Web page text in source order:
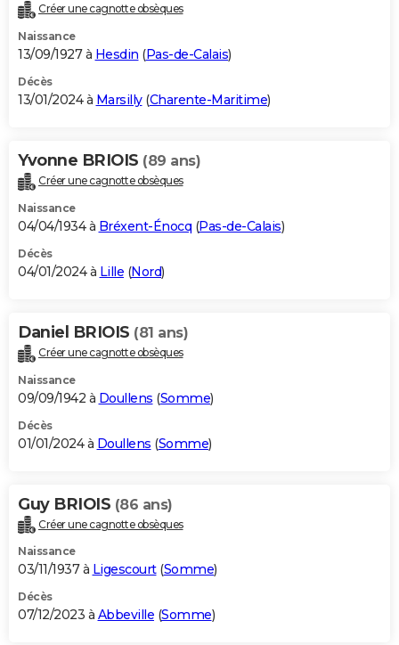
Créer une cagnotte obsèques
Naissance
13/09/1927 à Hesdin (Pas-de-Calais)
Décès
13/01/2024 à Marsilly(Charente-Maritime)
Yvonne BRIOIS (89 ans)
Créer une cagnotte obsèques
Naissance
04/04/1934 à Bréxent-Énocq (Pas-de-Calais)
Décès
04/01/2024 à Lille (Nord)
Daniel BRIOIS (81 ans)
Créer une cagnotte obsèques
Naissance
09/09/1942 à Doullens (Somme)
Décès
01/01/2024 à Doullens (Somme)
Guy BRIOIS (86 ans)
Créer une cagnotte obsèques
Naissance
03/11/1937 à Ligescourt(Somme)
Décès
07/12/2023 à Abbeville (Somme)